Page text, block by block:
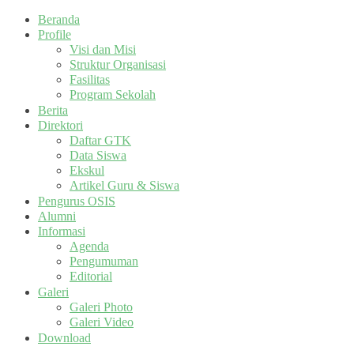
Beranda
Profile
Visi dan Misi
Struktur Organisasi
Fasilitas
Program Sekolah
Berita
Direktori
Daftar GTK
Data Siswa
Ekskul
Artikel Guru & Siswa
Pengurus OSIS
Alumni
Informasi
Agenda
Pengumuman
Editorial
Galeri
Galeri Photo
Galeri Video
Download